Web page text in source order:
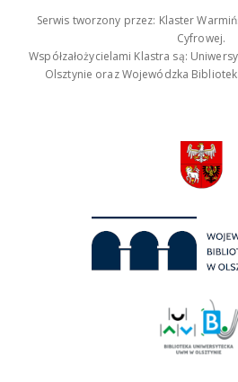
Serwis tworzony przez: Klaster
Cyfrowej.
Współzałożycielami Klastra są:
Olsztynie oraz Wojewódzka